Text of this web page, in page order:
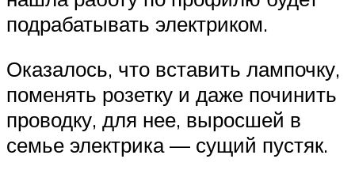
подрабатывать электриком.
Оказалось, что вставить лампочку,
поменять розетку и даже починить
проводку, для нее, выросшей в
семье электрика — сущий пустяк.